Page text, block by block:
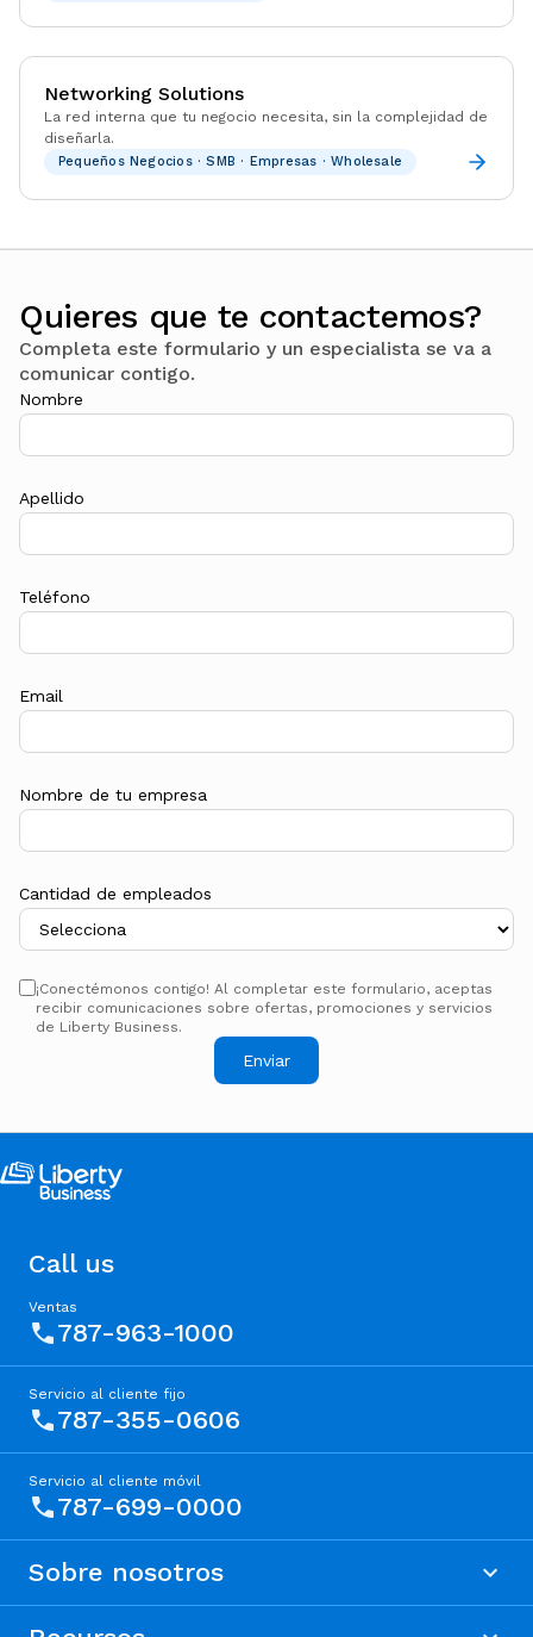
Networking Solutions
La red interna que tu negocio necesita, sin la complejidad de
diseñarla.
Pequeños Negocios · SMB · Empresas · Wholesale
Quieres que te contactemos?
Completa este formulario y un especialista se va a
comunicar contigo.
Nombre
Apellido
Teléfono
Email
Nombre de tu empresa
Cantidad de empleados
¡Conectémonos contigo! Al completar este formulario, aceptas
recibir comunicaciones sobre ofertas, promociones y servicios
de Liberty Business.
Enviar
Sobre nosotros
Call us
Ventas
787-963-1000
Servicio al cliente fijo
787-355-0606
Servicio al cliente móvil
787-699-0000